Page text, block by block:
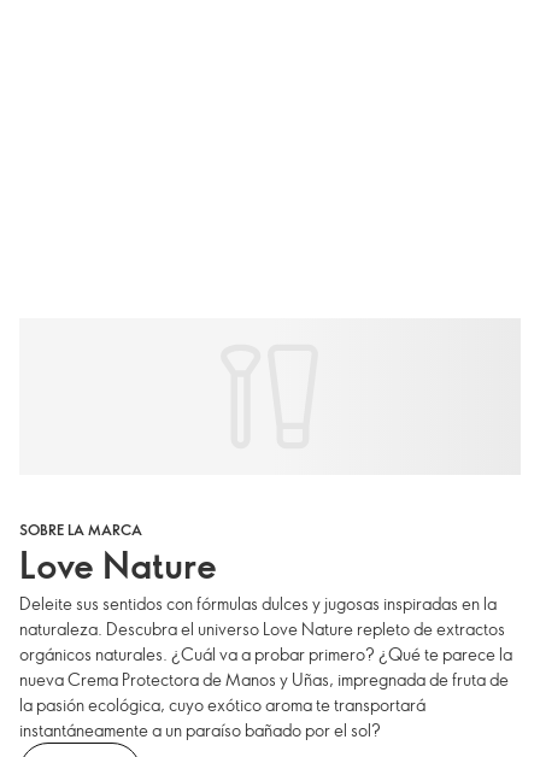
SOBRE LA MARCA
Love Nature
Deleite sus sentidos con fórmulas dulces y jugosas inspiradas en la
naturaleza. Descubra el universo Love Nature repleto de extractos
orgánicos naturales. ¿Cuál va a probar primero? ¿Qué te parece la
nueva Crema Protectora de Manos y Uñas, impregnada de fruta de
la pasión ecológica, cuyo exótico aroma te transportará
instantáneamente a un paraíso bañado por el sol?